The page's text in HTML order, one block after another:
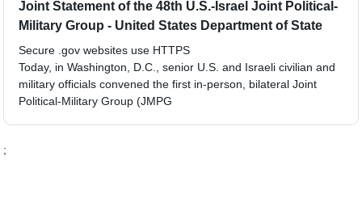
Joint Statement of the 48th U.S.-Israel Joint Political-
Military Group - United States Department of State
Secure .gov websites use HTTPS
Today, in Washington, D.C., senior U.S. and Israeli civilian and
military officials convened the first in-person, bilateral Joint
Political-Military Group (JMPG
;